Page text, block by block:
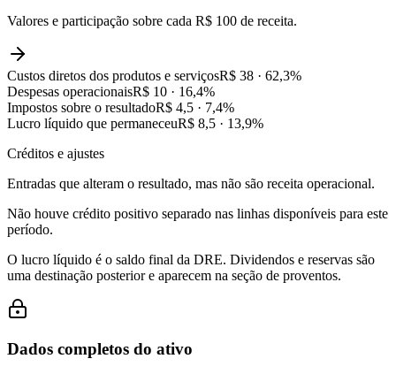
Valores e participação sobre cada R$ 100 de receita.
Custos diretos dos produtos e serviçosR$ 38 · 62,3%
Despesas operacionaisR$ 10 · 16,4%
Impostos sobre o resultadoR$ 4,5 · 7,4%
Lucro líquido que permaneceuR$ 8,5 · 13,9%
Créditos e ajustes
Entradas que alteram o resultado, mas não são receita operacional.
Não houve crédito positivo separado nas linhas disponíveis para este
período.
O lucro líquido é o saldo final da DRE. Dividendos e reservas são
uma destinação posterior e aparecem na seção de proventos.
Dados completos do ativo